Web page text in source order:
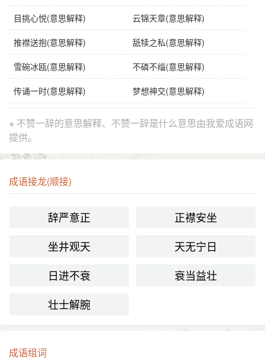
目挑心悦(意思解释) 云锦天章(意思解释)
推襟送抱(意思解释) 舐犊之私(意思解释)
雪碗冰瓯(意思解释) 不磷不缁(意思解释)
传诵一时(意思解释) 梦想神交(意思解释)
※ 不赞一辞的意思解释、不赞一辞是什么意思由我爱成语网
提供。
成语接龙(顺接)
辞严意正
正襟安坐
坐井观天
天无宁日
日进不衰
衰当益壮
壮士解腕
成语组词